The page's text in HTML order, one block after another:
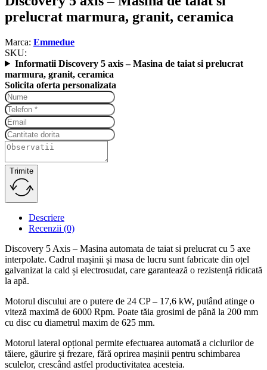
prelucrat marmura, granit, ceramica
Marca: Emmedue
SKU:
Informatii Discovery 5 axis – Masina de taiat si prelucrat
marmura, granit, ceramica
Solicita oferta personalizata
Trimite
Descriere
Recenzii (0)
Discovery 5 Axis – Masina automata de taiat si prelucrat cu 5 axe
interpolate. Cadrul mașinii și masa de lucru sunt fabricate din oțel
galvanizat la cald și electrosudat, care garantează o rezistență ridicată
la apă.
Motorul discului are o putere de 24 CP – 17,6 kW, putând atinge o
viteză maximă de 6000 Rpm. Poate tăia grosimi de până la 200 mm
cu disc cu diametrul maxim de 625 mm.
Motorul lateral opțional permite efectuarea automată a ciclurilor de
tăiere, găurire și frezare, fără oprirea mașinii pentru schimbarea
sculelor, crescând astfel productivitatea acesteia.